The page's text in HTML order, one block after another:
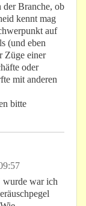
Branche, ob
kennt mag
auf
(und eben
Züge einer
oder
mit anderen
bitte
wurde war ich